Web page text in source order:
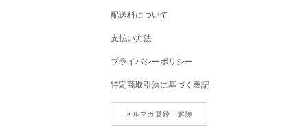
配送料について
支払い方法
プライバシーポリシー
特定商取引法に基づく表記
メルマガ登録・解除